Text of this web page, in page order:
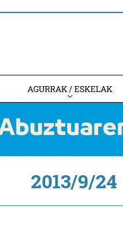
AGURRAK / ESKELAK
2013/9/24